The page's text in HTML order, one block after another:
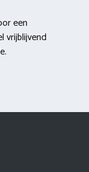
een
vrijblijvend